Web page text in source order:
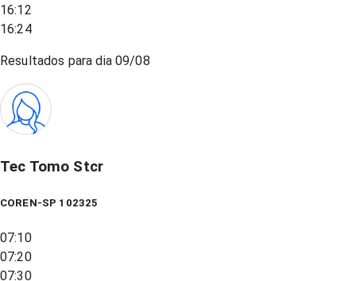
16:12
16:24
Resultados para dia09/08
Tec Tomo Stcr
COREN-SP 102325
07:10
07:20
07:30